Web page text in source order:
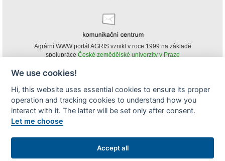
Agrární WWW portál AGRIS vznikl v roce 1999 na základě
spolupráce České zemědělské univerzity v Praze
obsahu agrárního WWW portálu AGRIS je možné
(pokud není uvedeno jinak) pouze za podmínky uvedení zdroje v podobě
www.agris.cz a data publikace v AGRISu.
We use cookies!
Hi, this website uses essential cookies to ensure its proper
operation and tracking cookies to understand how you
interact with it. The latter will be set only after consent.
Let me choose
Accept all